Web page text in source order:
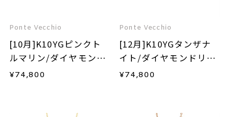
Ponte Vecchio
[10月]K10YGピンクト
ルマリン/ダイヤモンド
リバーシブルネックレ
¥74,800
Ponte Vecchio
[12月]K10YGタンザナ
イト/ダイヤモンドリバ
ーシブルネックレス
¥74,800